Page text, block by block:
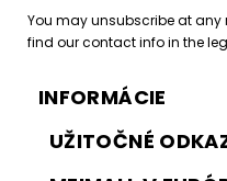
You may unsubscribe at any
find our contact info in the
INFORMÁCIE
UŽITOČNÉ